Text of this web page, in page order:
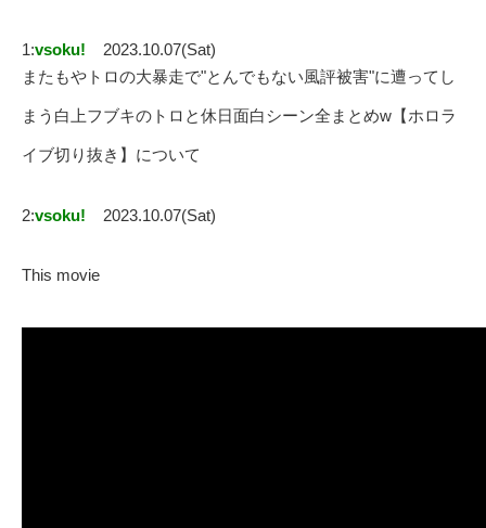
1:vsoku!
2023.10.07(Sat)
またもやトロの大暴走で"とんでもない風評被害"に遭ってし
まう白上フブキのトロと休日面白シーン全まとめw【ホロラ
イブ切り抜き】について
2:vsoku! 2023.10.07(Sat)
This movie